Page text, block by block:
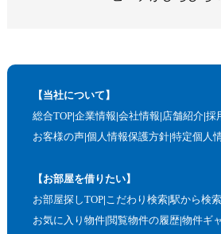
【当社について】
総合TOP 企業情報 会社情報 店舗紹介 採
お客様の声 個人情報保護方針 特定個人
【お部屋を借りたい】
お部屋探しTOP こだわり検索 駅から検索
お気に入り物件 閲覧物件の履歴 物件ギ